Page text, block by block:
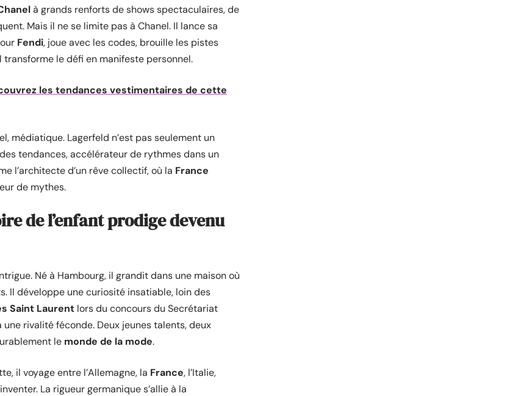
à grands renforts de shows spectaculaires, de
Mais il ne se limite pas à Chanel. Il lance sa
Fendi, joue avec les codes, brouille les pistes
le défi en manifeste personnel.
les tendances vestimentaires de cette
médiatique. Lagerfeld n’est pas seulement un
tendances, accélérateur de rythmes dans un
l’architecte d’un rêve collectif, où la France
de mythes.
de l’enfant prodige devenu
Né à Hambourg, il grandit dans une maison où
Il développe une curiosité insatiable, loin des
Saint Laurent lors du concours du Secrétariat
rivalité féconde. Deux jeunes talents, deux
le monde de la mode.
il voyage entre l’Allemagne, la France, l’Italie,
La rigueur germanique s’allie à la